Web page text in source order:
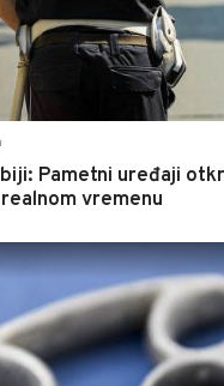
Pametni uređaji
vremenu